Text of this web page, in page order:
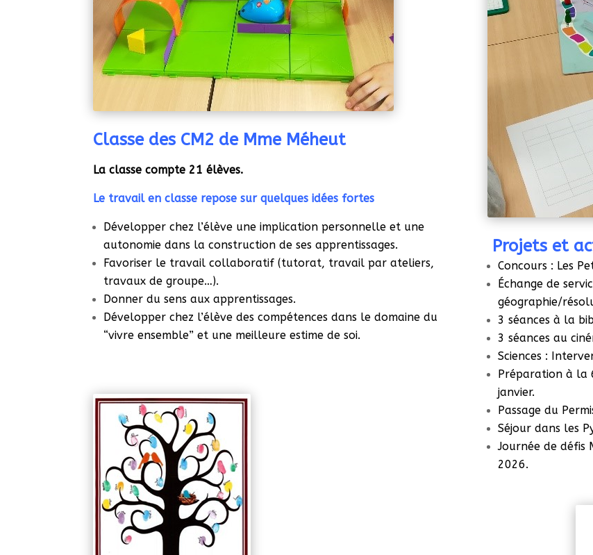
Classe des CM2 de Mme Méheut
La classe compte 21 élèves.
Le travail en classe repose sur quelques idées fortes
Développer chez l’élève une implication personnelle et une
autonomie dans la construction de ses apprentissages.
Favoriser le travail collaboratif (tutorat, travail par ateliers,
travaux de groupe…).
Donner du sens aux apprentissages.
Développer chez l’élève des compétences dans le domaine du
“vivre ensemble” et une meilleure estime de soi.
Projets et
Concours : Les
Échange de
géographie/
3 séances à la
3 séances au
Sciences :
Préparation à la
janvier.
Passage du
Séjour dans les
Journée de défis
2026.